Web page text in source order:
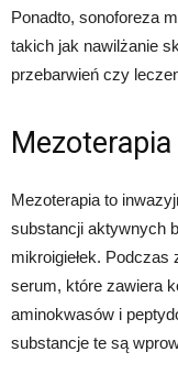
Ponadto, sonoforeza
takich jak nawilżanie
przebarwień czy
Mezoterapia
Mezoterapia to
substancji aktywnych
mikroigiełek. Podczas
serum, które zawiera
aminokwasów i
substancje te są